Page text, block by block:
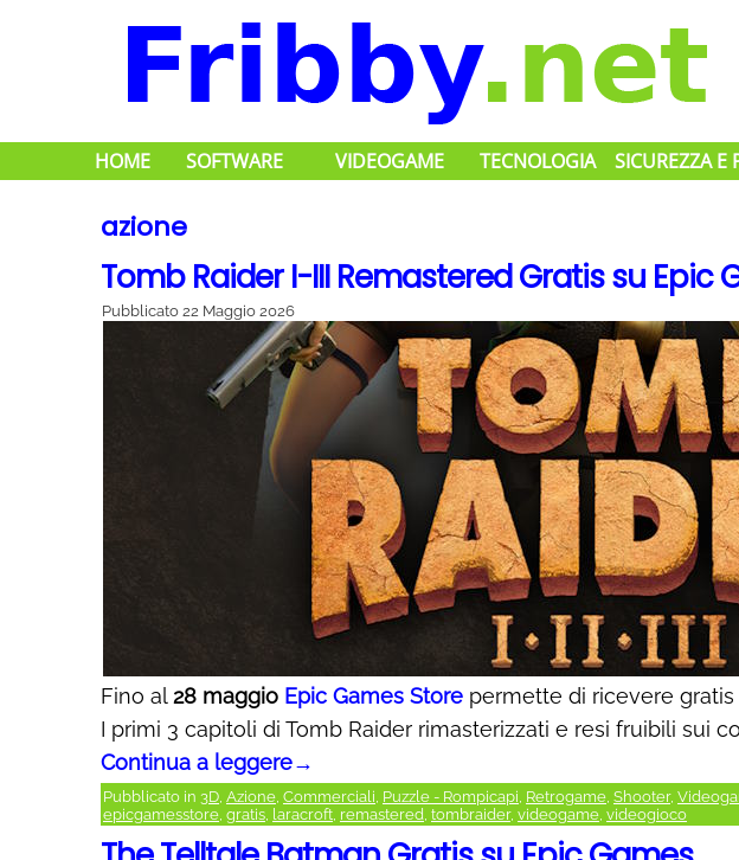
HOME SOFTWARE VIDEOGAME TECNOLOGIA SICUREZZA E
azione
Tomb Raider I-III Remastered Gratis su Epic
Pubblicato 22 Maggio 2026
Fino al28 maggio Epic Games Store permette di ricevere gratis
I primi 3 capitoli di Tomb Raider rimasterizzati e resi fruibili sui
Continua a leggere→
Pubblicato in 3D, Azione, Commerciali, Puzzle - Rompicapi, Retrogame, Shooter,
epicgamesstore, gratis, laracroft, remastered, tombraider, videogame, videogioco